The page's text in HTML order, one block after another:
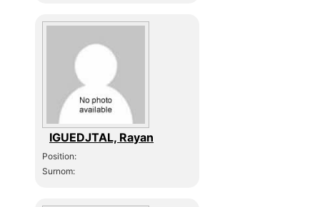
IGUEDJTAL, Rayan
Position:
Surnom: